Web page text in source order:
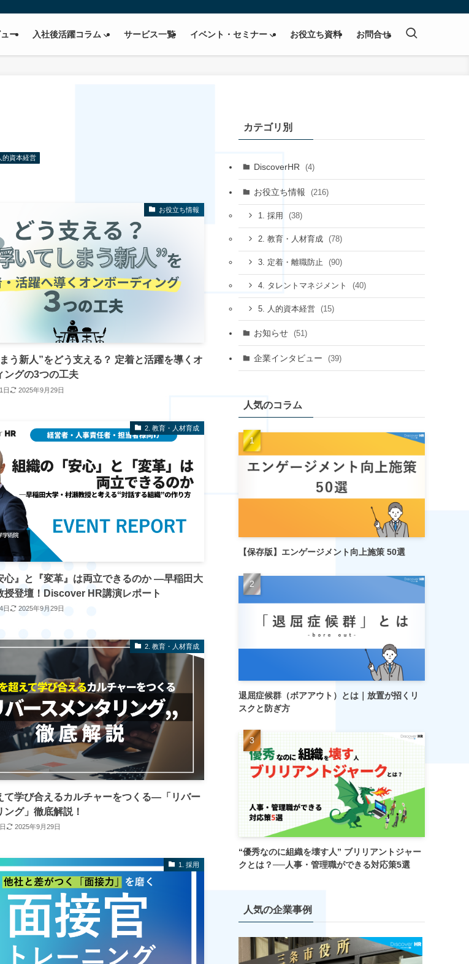
ー 入社後活躍コラム サービス一覧 イベント・セミナー お役立ち資料 お問合せ
的資本経営
お役立ち情報
う新人”をどう支える？ 定着と活躍を導くオ
ングの3つの工夫
日 2025年9月29日
2. 教育・人材育成
心』と『変革』は両立できるのか ―早稲田大
授登壇！Discover HR講演レポート
日 2025年9月29日
2. 教育・人材育成
て学び合えるカルチャーをつくる―「リバー
ング」徹底解説！
2025年9月29日
1. 採用
カテゴリ別
DiscoverHR (4)
お役立ち情報 (216)
1. 採用 (38)
2. 教育・人材育成 (78)
3. 定着・離職防止 (90)
4. タレントマネジメント (40)
5. 人的資本経営 (15)
お知らせ (51)
企業インタビュー (39)
人気のコラム
【保存版】エンゲージメント向上施策 50選
退屈症候群（ボアアウト）とは｜放置が招くリ
スクと防ぎ方
“優秀なのに組織を壊す人” ブリリアントジャー
クとは？──人事・管理職ができる対応策5選
人気の企業事例